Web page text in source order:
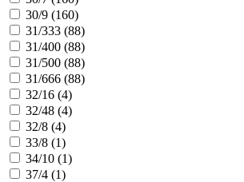
30/9 (160)
31/333 (88)
31/400 (88)
31/500 (88)
31/666 (88)
32/16 (4)
32/48 (4)
32/8 (4)
33/8 (1)
34/10 (1)
37/4 (1)